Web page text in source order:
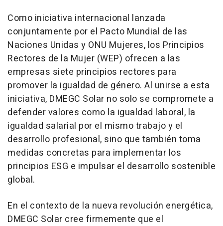
Como iniciativa internacional lanzada
conjuntamente por el Pacto Mundial de las
Naciones Unidas y ONU Mujeres, los Principios
Rectores de la Mujer (WEP) ofrecen a las
empresas siete principios rectores para
promover la igualdad de género. Al unirse a esta
iniciativa, DMEGC Solar no solo se compromete a
defender valores como la igualdad laboral, la
igualdad salarial por el mismo trabajoy el
desarrollo profesional, sino que también toma
medidas concretas para implementar los
principios ESG e impulsar el desarrollo sostenible
global.
En el contexto de la nueva revolución energética,
DMEGC Solar cree firmemente que el